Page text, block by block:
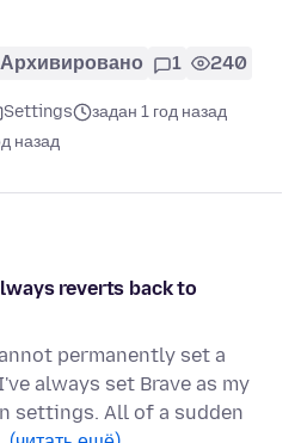
Архивировано 1 240
Settings
задан 1 год назад
назад
reverts back to
permanently set a
always set Brave as my
settings. All of a sudden